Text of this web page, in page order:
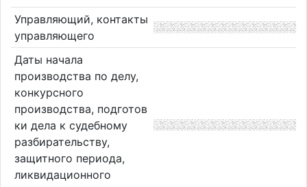
Управляющий, контакты
управляющего
Даты начала
производства по делу,
конкурсного
производства, подготов
ки дела к судебному
разбирательству,
защитного периода,
ликвидационного